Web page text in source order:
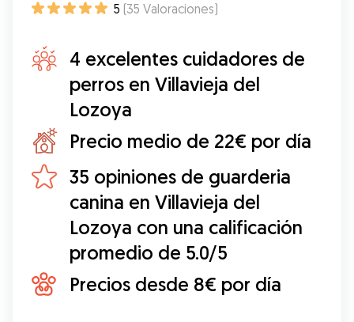
5 (35 Valoraciones)
4 excelentes cuidadores de
perros en Villavieja del
Lozoya
Precio medio de 22€ por día
35 opiniones de guarderia
canina en Villavieja del
Lozoya con una calificación
promedio de 5.0/5
Precios desde 8€ por día